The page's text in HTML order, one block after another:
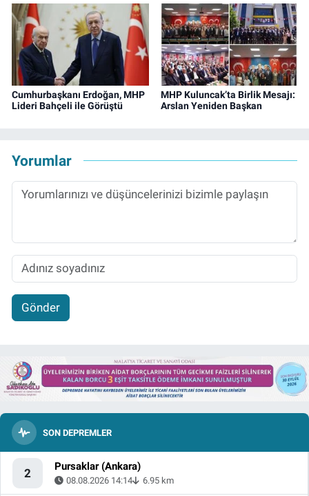
Cumhurbaşkanı Erdoğan, MHP
Lideri Bahçeli ile Görüştü
MHP Kuluncak’ta Birlik Mesajı:
Arslan Yeniden Başkan
Yorumlar
Gönder
SON DEPREMLER
2 Pursaklar (Ankara)
08.08.2026 14:14 6.95 km